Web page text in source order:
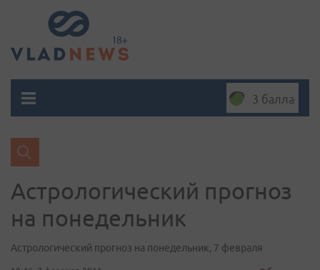
3 балла
Астрологический прогноз
на понедельник
Астрологический прогноз на понедельник, 7 февраля